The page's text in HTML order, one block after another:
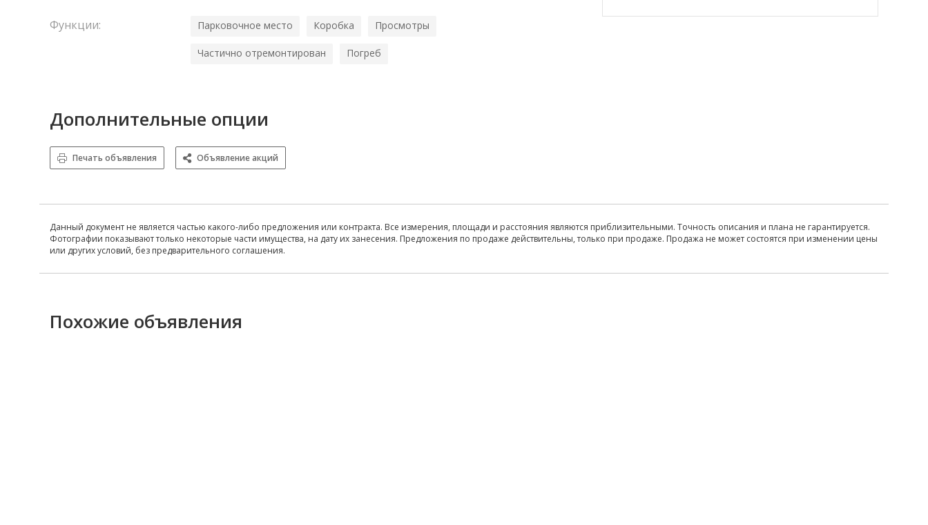
Функции: Парковочное место Коробка Просмотры
Частично отремонтирован Погреб
Дополнительные опции
Печать объявления Объявление акций
Данный документ не является частью какого-либо предложения или контракта. Все измерения, площади и расстояния являются приблизительными. Точность описания и плана не гарантируется.
Фотографии показывают только некоторые части имущества, на дату их занесения. Предложения по продаже действительны, только при продаже. Продажа не может состоятся при изменении цены
или других условий, без предварительного соглашения.
Похожие объявления